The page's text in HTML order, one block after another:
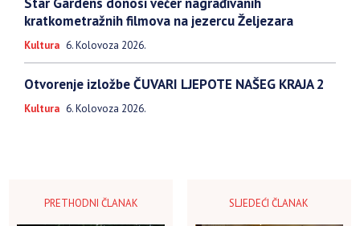
kratkometražnih filmova na jezercu Željezara
Kultura 6. Kolovoza 2026.
Otvorenje izložbe ČUVARI LJEPOTE NAŠEG KRAJA 2
Kultura 6. Kolovoza 2026.
PRETHODNI ČLANAK SLJEDEĆI ČLANAK